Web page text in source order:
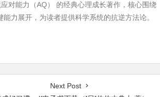
对能力（AQ） 的经典心理成长著作，核心围绕
力展开，为读者提供科学系统的抗逆方法论。
Next Post